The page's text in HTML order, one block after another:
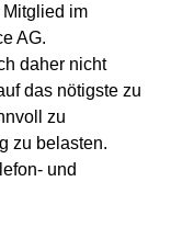
im
AG.
daher nicht
das nötigste zu
zu
zu belasten.
und